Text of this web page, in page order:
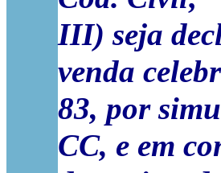
III) seja
venda
83, por
CC, e em